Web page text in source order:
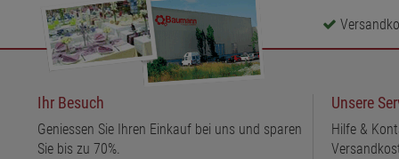
Ihr Besuch
Geniessen Sie Ihren Einkauf bei uns und sparen
Sie bis zu 70%.
Unsere
Hilfe &